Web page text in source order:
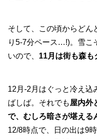
そして、この頃からどん
り5-7分ペース…!)。雪こ
いので、 11月は街も森も
12月-2月はぐっと冷え込
ばしば。それでも屋内外
で、むしろ暗さが堪える
12/8時点で、日の出は9